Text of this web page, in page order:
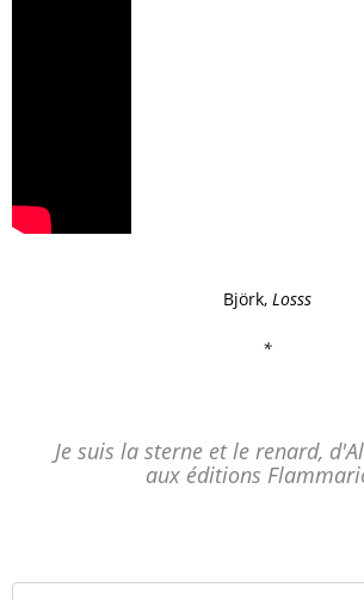
Björk, Losss
*
Je suis la sterne et le renard,
aux éditions